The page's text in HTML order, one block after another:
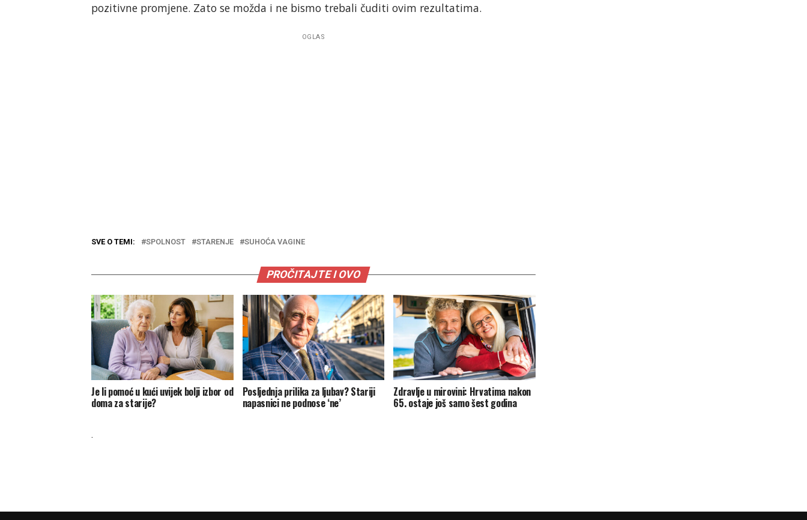
pozitivne promjene. Zato se možda i ne bismo trebali čuditi ovim rezultatima.
OGLAS
SVE O TEMI: SPOLNOST STARENJE SUHOĆA VAGINE
PROČITAJTE I OVO
Je li pomoć u kući uvijek bolji izbor od
doma za starije?
Posljednja prilika za ljubav? Stariji
napasnici ne podnose ‘ne’
Zdravlje u mirovini: Hrvatima nakon
65. ostaje još samo šest godina
.